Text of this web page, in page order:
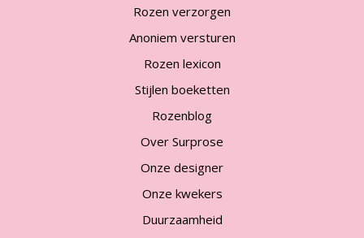
Rozen verzorgen
Anoniem versturen
Rozen lexicon
Stijlen boeketten
Rozenblog
Over Surprose
Onze designer
Onze kwekers
Duurzaamheid